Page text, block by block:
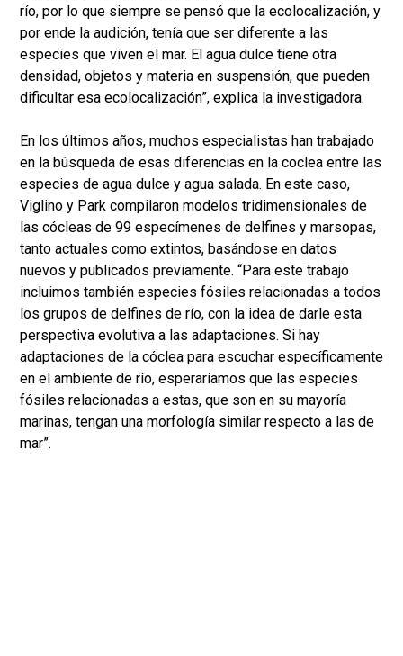
río, por lo que siempre se pensó que la ecolocalización, y
por ende la audición, tenía que ser diferente a las
especies que viven el mar. El agua dulce tiene otra
densidad, objetos y materia en suspensión, que pueden
dificultar esa ecolocalización”, explica la investigadora.
En los últimos años, muchos especialistas han trabajado
en la búsqueda de esas diferencias en la coclea entre las
especies de agua dulce y agua salada. En este caso,
Viglino y Park compilaron modelos tridimensionales de
las cócleas de 99 especímenes de delfines y marsopas,
tanto actuales como extintos, basándose en datos
nuevos y publicados previamente. “Para este trabajo
incluimos también especies fósiles relacionadas a todos
los grupos de delfines de río, con la idea de darle esta
perspectiva evolutiva a las adaptaciones. Si hay
adaptaciones de la cóclea para escuchar específicamente
en el ambiente de río, esperaríamos que las especies
fósiles relacionadas a estas, que son en su mayoría
marinas, tengan una morfología similar respecto a las de
mar”.